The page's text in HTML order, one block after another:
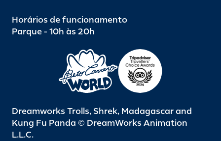
Horários de funcionamento
Parque - 10h às 20h
Dreamworks Trolls, Shrek, Madagascar and
Kung Fu Panda © DreamWorks Animation
L.L.C.